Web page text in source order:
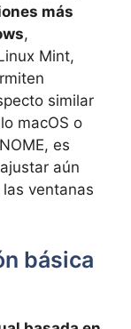
más
,
Mint,
similar
macOS o
es
aún
ventanas
básica